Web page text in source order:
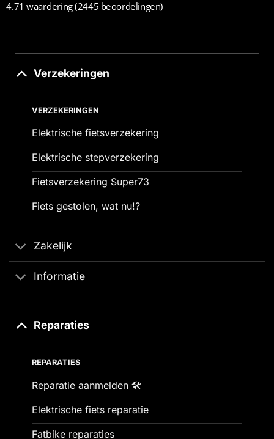
4.71 waardering(2445 beoordelingen)
Verzekeringen
VERZEKERINGEN
Elektrische fietsverzekering
Elektrische stepverzekering
Fietsverzekering Super73
Fiets gestolen, wat nu!?
Zakelijk
Informatie
Reparaties
REPARATIES
Reparatie aanmelden 🛠️
Elektrische fiets reparatie
Fatbike reparaties